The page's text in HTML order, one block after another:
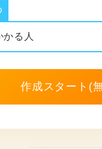
かる人
作成スタート(